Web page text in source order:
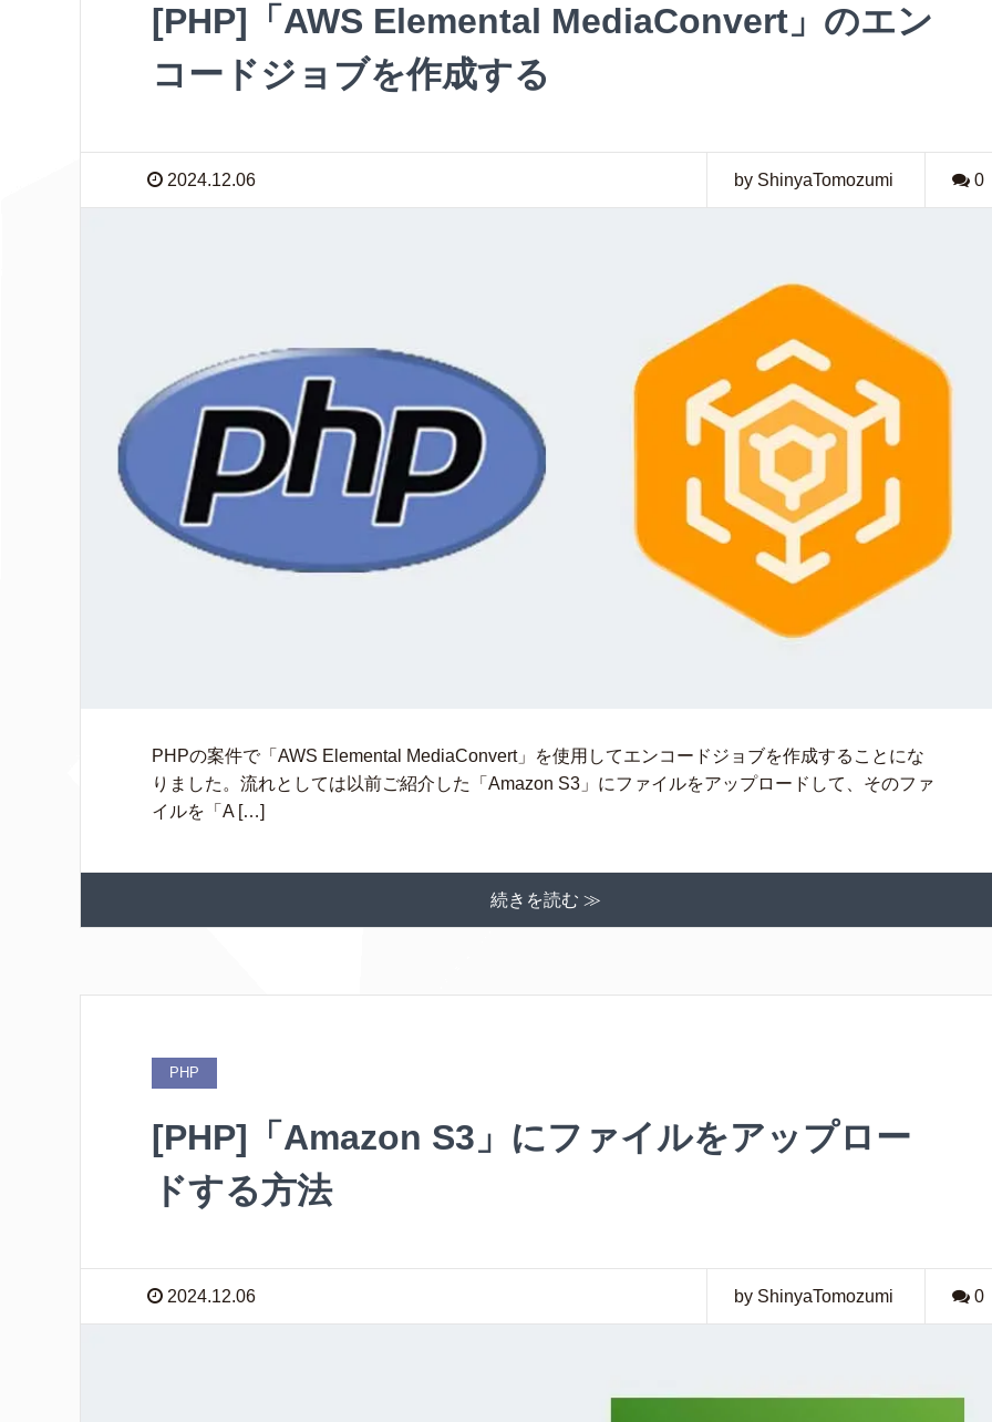
[PHP]「AWS Elemental MediaConvert」のエン
コードジョブを作成する
2024.12.06 by ShinyaTomozumi 0
PHPの案件で「AWS Elemental MediaConvert」を使用してエンコードジョブを作成することにな
りました。流れとしては以前ご紹介した「Amazon S3」にファイルをアップロードして、そのファ
イルを「A […]
続きを読む ≫
PHP
[PHP]「Amazon S3」にファイルをアップロー
ドする方法
2024.12.06 by ShinyaTomozumi 0